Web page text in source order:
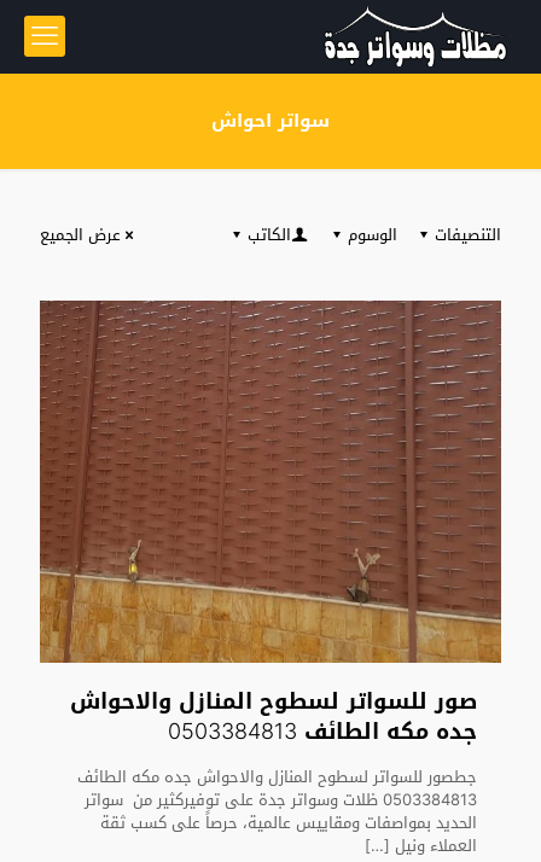
سواتر احواش
التنصيفات الوسوم الكاتب عرض الجميع
صور للسواتر لسطوح المنازل والاحواش
جده مكه الطائف 0503384813
جطصور للسواتر لسطوح المنازل والاحواش جده مكه الطائف
0503384813 ظلات وسواتر جدة على توفيركثير من سواتر
الحديد بمواصفات ومقاييس عالمية، حرصاً على كسب ثقة
العملاء ونيل […]